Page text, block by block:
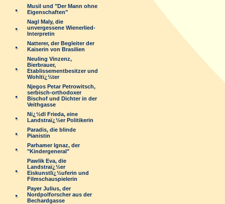
Musil und "Der Mann ohne
Eigenschaften"
Nagl Maly, die
unvergessene Wienerlied-
Interpretin
Natterer, der Begleiter der
Kaiserin von Brasilien
Neuling Vinzenz,
Bierbrauer,
Etablissementbesitzer und
Wohltï¿½ter
Njegos Petar Petrowitsch,
serbisch-orthodoxer
Bischof und Dichter in der
Veithgasse
Nï¿½dl Frieda, eine
Landstraï¿½er Politikerin
Paradis, die blinde
Pianistin
Parhamer Ignaz, der
"Kindergeneral"
Pawlik Eva, die
Landstraï¿½er
Eiskunstlï¿½uferin und
Filmschauspielerin
Payer Julius, der
Nordpolforscher aus der
Bechardgasse